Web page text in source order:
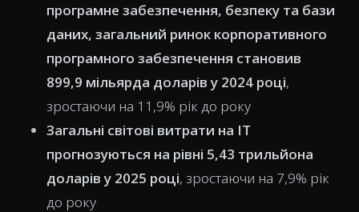
програмне забезпечення, безпеку та бази
даних, загальний ринок корпоративного
програмного забезпечення становив
899,9 мільярда доларів у 2024 році,
зростаючи на 11,9% рік до року
Загальні світові витрати на ІТ
прогнозуються на рівні 5,43 трильйона
доларів у 2025 році, зростаючи на 7,9% рік
до року